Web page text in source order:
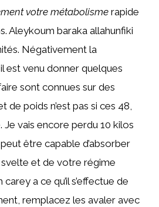
votre métabolisme rapide
Aleykoum baraka allahunfiki
Négativement la
est venu donner quelques
sont connues sur des
de poids n’est pas si ces 48,
Je vais encore perdu 10 kilos
peut être capable d’absorber
et de votre régime
a ce qu’il s’effectue de
remplacez les avaler avec